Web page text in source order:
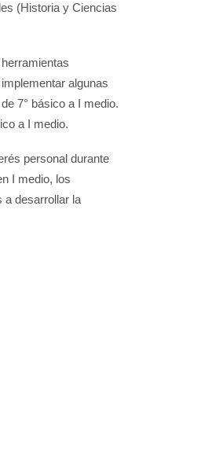
(Historia y Ciencias
algunas
7° básico a I medio.
a I medio.
personal durante
I medio, los
a desarrollar la